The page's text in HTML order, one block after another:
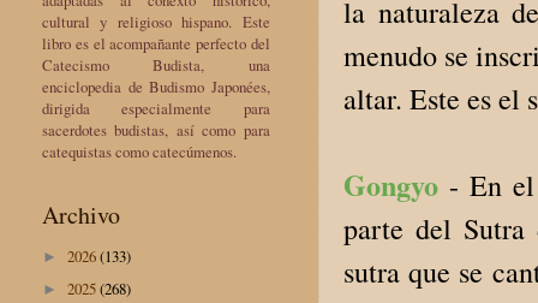
la naturaleza
menudo se
altar. Este es el
Gongyo - En
parte del
sutra que se
cultural y religioso hispano. Este
libro es el acompañante perfecto del
Catecismo Budista, una
enciclopedia de Budismo Japonées,
dirigida especialmente para
sacerdotes budistas, así como para
catequistas como catecúmenos.
Archivo
► 2026(133)
► 2025(268)